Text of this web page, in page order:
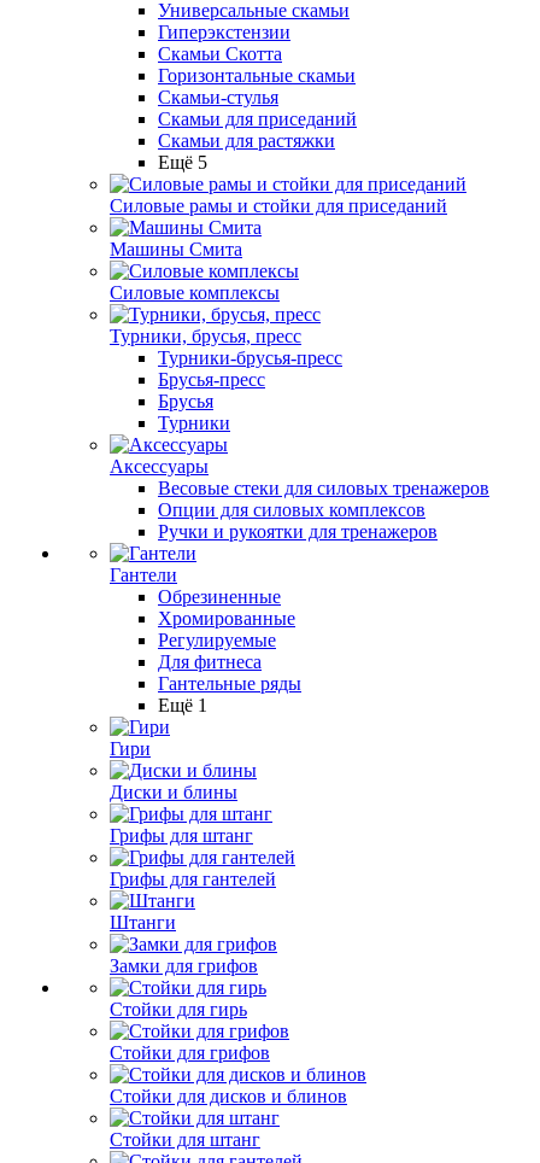
Универсальные скамьи
Гиперэкстензии
Скамьи Скотта
Горизонтальные скамьи
Скамьи-стулья
Скамьи для приседаний
Скамьи для растяжки
Ещё 5
Силовые рамы и стойки для приседаний
Машины Смита
Силовые комплексы
Турники, брусья, пресс
Турники-брусья-пресс
Брусья-пресс
Брусья
Турники
Аксессуары
Весовые стеки для силовых тренажеров
Опции для силовых комплексов
Ручки и рукоятки для тренажеров
Гантели
Обрезиненные
Хромированные
Регулируемые
Для фитнеса
Гантельные ряды
Ещё 1
Гири
Диски и блины
Грифы для штанг
Грифы для гантелей
Штанги
Замки для грифов
Стойки для гирь
Стойки для грифов
Стойки для дисков и блинов
Стойки для штанг